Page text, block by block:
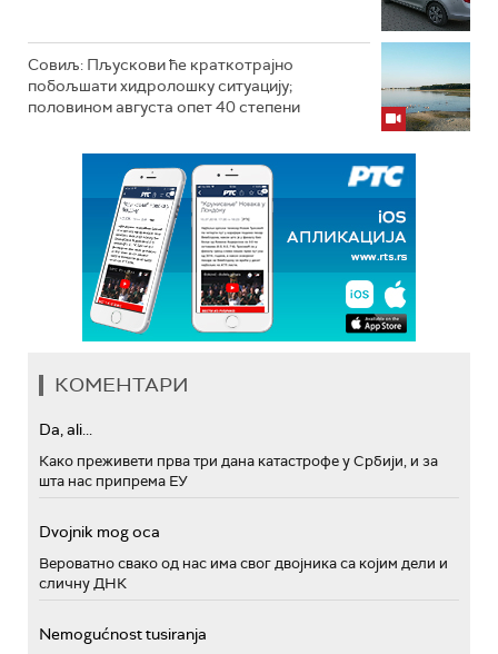
Совиљ: Пљускови ће краткотрајно
побољшати хидролошку ситуацију;
половином августа опет 40 степени
КОМЕНТАРИ
Da, ali...
Како преживети прва три дана катастрофе у Србији, и за
шта нас припрема ЕУ
Dvojnik mog oca
Вероватно свако од нас има свог двојника са којим дели и
сличну ДНК
Nemogućnost tusiranja